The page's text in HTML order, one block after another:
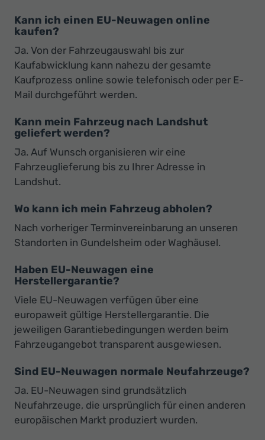
Kann ich einen EU-Neuwagen online
kaufen?
Ja. Von der Fahrzeugauswahl bis zur
Kaufabwicklung kann nahezu der gesamte
Kaufprozess online sowie telefonisch oder per E-
Mail durchgeführt werden.
Kann mein Fahrzeug nach Landshut
geliefert werden?
Ja. Auf Wunsch organisieren wir eine
Fahrzeuglieferung bis zu Ihrer Adresse in
Landshut.
Wo kann ich mein Fahrzeug abholen?
Nach vorheriger Terminvereinbarung an unseren
Standorten in Gundelsheim oder Waghäusel.
Haben EU-Neuwagen eine
Herstellergarantie?
Viele EU-Neuwagen verfügen über eine
europaweit gültige Herstellergarantie. Die
jeweiligen Garantiebedingungen werden beim
Fahrzeugangebot transparent ausgewiesen.
Sind EU-Neuwagen normale Neufahrzeuge?
Ja. EU-Neuwagen sind grundsätzlich
Neufahrzeuge, die ursprünglich für einen anderen
europäischen Markt produziert wurden.